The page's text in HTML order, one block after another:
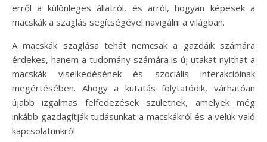
erről a különleges állatról, és arról, hogyan képesek a
macskák a szaglás segítségével navigálni a világban.
A macskák szaglása tehát nemcsak a gazdáik számára
érdekes, hanem a tudomány számára is új utakat nyithat a
macskák viselkedésének és szociális interakcióinak
megértésében. Ahogy a kutatás folytatódik, várhatóan
újabb izgalmas felfedezések születnek, amelyek még
inkább gazdagítják tudásunkat a macskákról és a velük való
kapcsolatunkról.